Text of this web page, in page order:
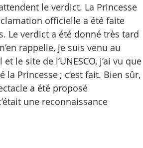
le verdict. La Princesse
officielle a été faite
Le verdict a été donné très tard
rappelle, je suis venu au
le site de l’UNESCO, j’ai vu que
Princesse ; c’est fait. Bien sûr,
a été proposé
une reconnaissance